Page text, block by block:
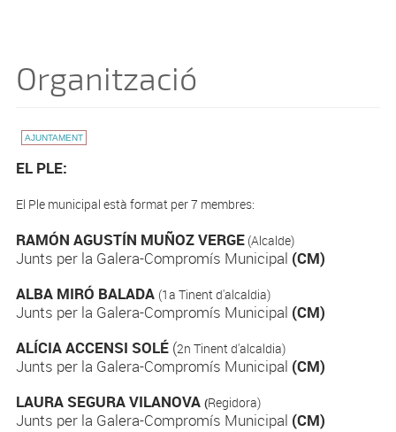
Organització
AJUNTAMENT
EL PLE:
El Ple municipal està format per 7 membres:
RAMÓN AGUSTÍN MUÑOZ VERGE(Alcalde)
Junts per la Galera-Compromís Municipal (CM)
ALBA MIRÓ BALADA (1a Tinent d'alcaldia)
Junts per la Galera-Compromís Municipal (CM)
ALÍCIA ACCENSI SOLÉ(2n Tinent d'alcaldia)
Junts per la Galera-Compromís Municipal (CM)
LAURA SEGURA VILANOVA (Regidora)
Junts per la Galera-Compromís Municipal (CM)